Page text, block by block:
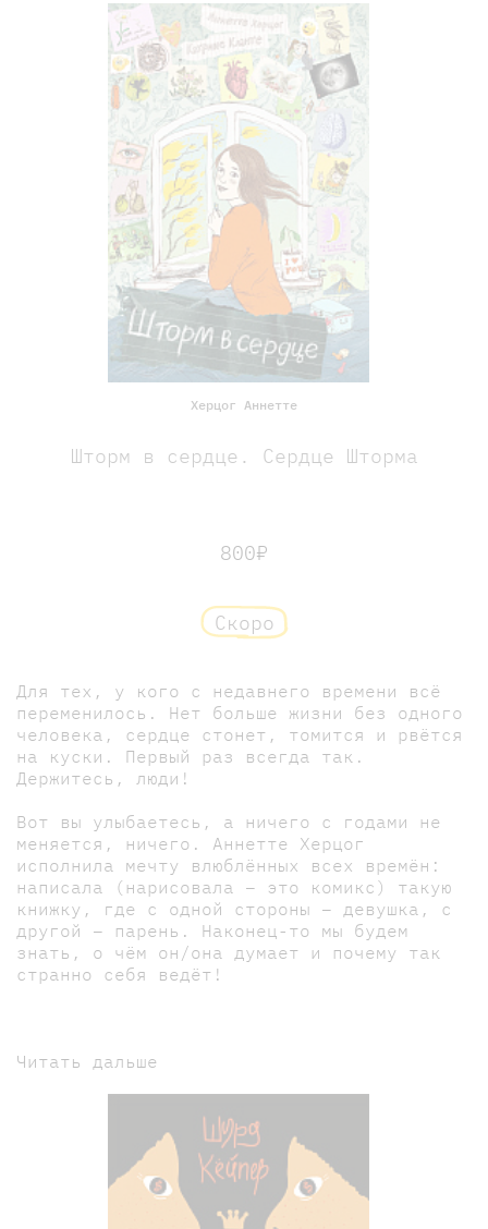
Херцог Аннетте
Шторм в сердце. Сердце Шторма
800₽
Скоро
Для тех, у кого с недавнего времени всё
переменилось. Нет больше жизни без одного
человека, сердце стонет, томится и рвётся
на куски. Первый раз всегда так.
Держитесь, люди!
Вот вы улыбаетесь, а ничего с годами не
меняется, ничего. Аннетте Херцог
исполнила мечту влюблённых всех времён:
написала (нарисовала – это комикс) такую
книжку, где с одной стороны – девушка, с
другой – парень. Наконец-то мы будем
знать, о чём он/она думает и почему так
странно себя ведёт!
Читать дальше